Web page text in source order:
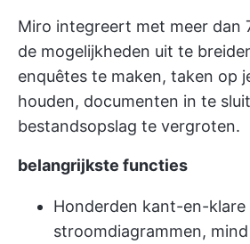
Miro integreert met meer dan
de mogelijkheden uit te
enquêtes te maken, taken op
houden, documenten in te
bestandsopslag te vergroten.
belangrijkste functies
Honderden kant-en-
stroomdiagrammen,